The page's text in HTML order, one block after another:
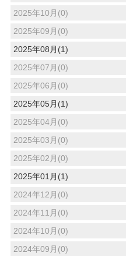
2025年10月(0)
2025年09月(0)
2025年08月(1)
2025年07月(0)
2025年06月(0)
2025年05月(1)
2025年04月(0)
2025年03月(0)
2025年02月(0)
2025年01月(1)
2024年12月(0)
2024年11月(0)
2024年10月(0)
2024年09月(0)